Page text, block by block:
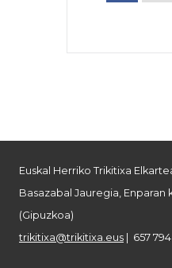
Euskal Herriko Trikitixa
Basazabal Jauregia, Enparan
(Gipuzkoa)
trikitixa@trikitixa.eus | 657